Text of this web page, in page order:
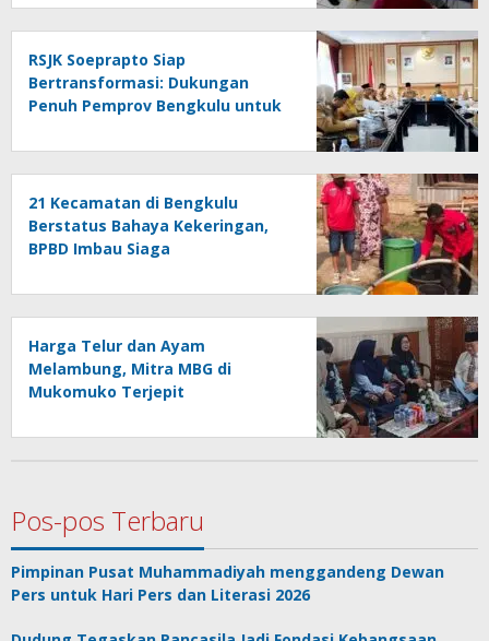
RSJK Soeprapto Siap
Bertransformasi: Dukungan
Penuh Pemprov Bengkulu untuk
21 Kecamatan di Bengkulu
Berstatus Bahaya Kekeringan,
BPBD Imbau Siaga
Harga Telur dan Ayam
Melambung, Mitra MBG di
Mukomuko Terjepit
Pos-pos Terbaru
Pimpinan Pusat Muhammadiyah menggandeng Dewan
Pers untuk Hari Pers dan Literasi 2026